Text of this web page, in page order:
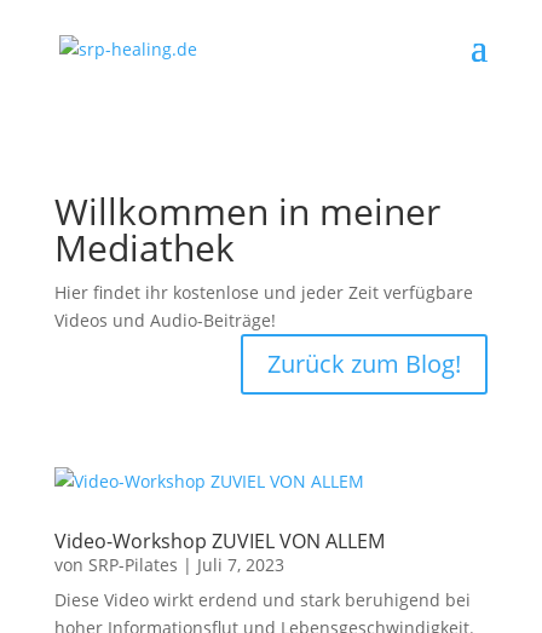
Willkommen in meiner
Mediathek
Hier findet ihr kostenlose und jeder Zeit verfügbare
Videos und Audio-Beiträge!
Zurück zum Blog!
Video-Workshop ZUVIEL VON ALLEM
von SRP-Pilates | Juli 7, 2023
Diese Video wirkt erdend und stark beruhigend bei
hoher Informationsflut und Lebensgeschwindigkeit.